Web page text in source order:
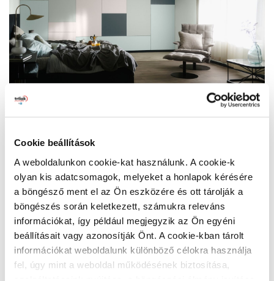
Cookie beállítások
A weboldalunkon cookie-kat használunk. A cookie-k
olyan kis adatcsomagok, melyeket a honlapok kérésére
a böngésző ment el az Ön eszközére és ott tárolják a
böngészés során keletkezett, számukra releváns
információkat, így például megjegyzik az Ön egyéni
beállításait vagy azonosítják Önt. A cookie-kban tárolt
információkat weboldalunk különböző célokra használja
fel, úgy mint a weboldal működésének biztosítása,
Ebben a hálószobában a puha pasztellszínek, a lágy
teremtenek nyugodt, ugyanakkor modern és energikus
hangulatot. A természetes fény, a puha textíliák és a
kortárs formák elegye egy olyan enteriőrt hoz létre, amely
egyszerre hangulatos és kifinomult.
Az ellazító tér kialakításához érdemes világos és sötét
árnyalatokat kombinálni: a halványszürke Fall Chill
(PPG1003-1), a világoszöld Eden Light (PPG1125-2) és a